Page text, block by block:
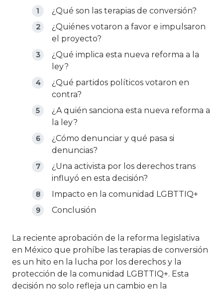
¿Qué son las terapias de conversión?
¿Quiénes votaron a favor e impulsaron
el proyecto?
¿Qué implica esta nueva reforma a la
ley?
¿Qué partidos políticos votaron en
contra?
¿A quién sanciona esta nueva reforma a
la ley?
¿Cómo denunciar y qué pasa si
denuncias?
¿Una activista por los derechos trans
influyó en esta decisión?
Impacto en la comunidad LGBTTIQ+
Conclusión
La reciente aprobación de la reforma legislativa
en México que prohíbe las terapias de conversión
es un hito en la lucha por los derechos y la
protección de la comunidad LGBTTIQ+. Esta
decisión no solo refleja un cambio en la